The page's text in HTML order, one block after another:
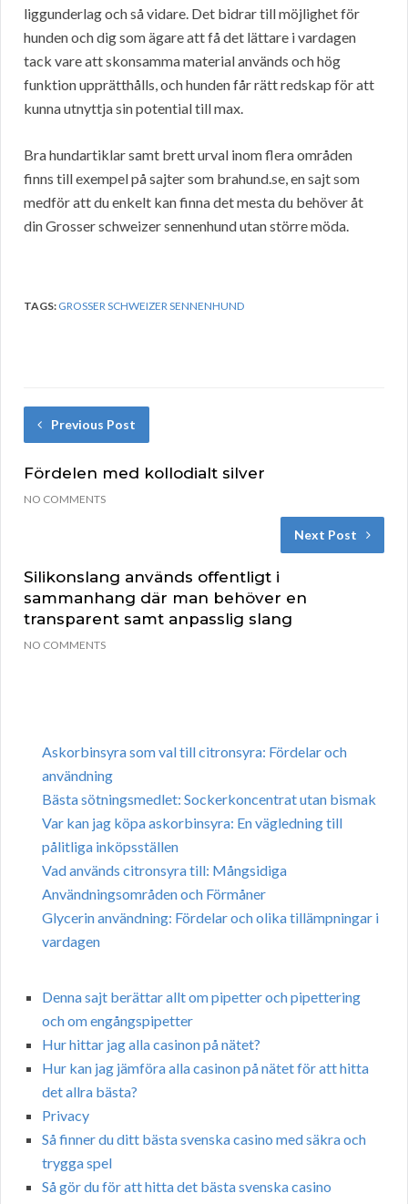
liggunderlag och så vidare. Det bidrar till möjlighet för
hunden och dig som ägare att få det lättare i vardagen
tack vare att skonsamma material används och hög
funktion upprätthålls, och hunden får rätt redskap för att
kunna utnyttja sin potential till max.
Bra hundartiklar samt brett urval inom flera områden
finns till exempel på sajter som brahund.se, en sajt som
medför att du enkelt kan finna det mesta du behöver åt
din Grosser schweizer sennenhund utan större möda.
TAGS: GROSSER SCHWEIZER SENNENHUND
Previous Post
Fördelen med kollodialt silver
NO COMMENTS
Next Post
Silikonslang används offentligt i
sammanhang där man behöver en
transparent samt anpasslig slang
NO COMMENTS
Askorbinsyra som val till citronsyra: Fördelar och
användning
Bästa sötningsmedlet: Sockerkoncentrat utan bismak
Var kan jag köpa askorbinsyra: En vägledning till
pålitliga inköpsställen
Vad används citronsyra till: Mångsidiga
Användningsområden och Förmåner
Glycerin användning: Fördelar och olika tillämpningar i
vardagen
Denna sajt berättar allt om pipetter och pipettering
och om engångspipetter
Hur hittar jag alla casinon på nätet?
Hur kan jag jämföra alla casinon på nätet för att hitta
det allra bästa?
Privacy
Så finner du ditt bästa svenska casino med säkra och
trygga spel
Så gör du för att hitta det bästa svenska casino